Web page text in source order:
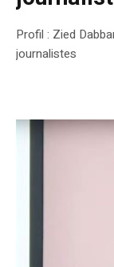
Profil : Zied
journalistes